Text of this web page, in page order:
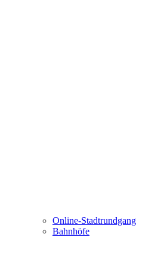
Online-Stadtrundgang
Bahnhöfe